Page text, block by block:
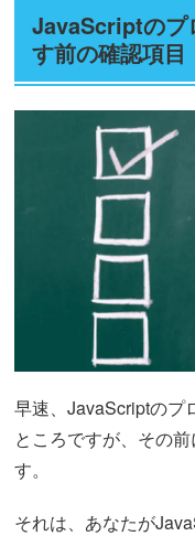
JavaScriptのプ
す前の確認項目
早速、JavaScriptのプ
ところですが、その
す。
それは、あなたが